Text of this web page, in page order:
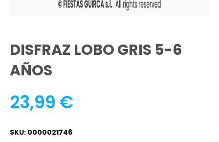
DISFRAZ LOBO GRIS 5-6
AÑOS
23,99 €
SKU: 0000021746